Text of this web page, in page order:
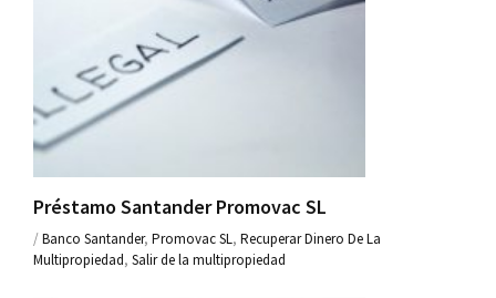
Préstamo Santander Promovac SL
/Banco Santander, Promovac SL, Recuperar Dinero De La
Multipropiedad, Salir de la multipropiedad